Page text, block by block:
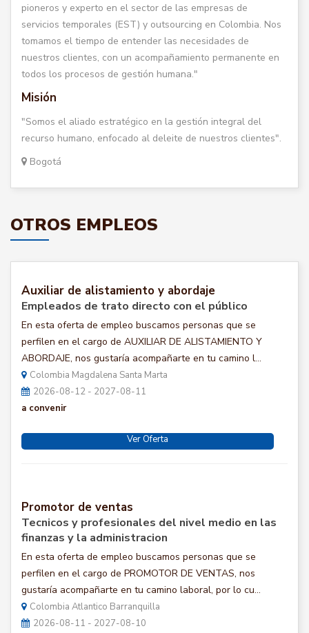
pioneros y experto en el sector de las empresas de
servicios temporales (EST) y outsourcing en Colombia. Nos
tomamos el tiempo de entender las necesidades de
nuestros clientes, con un acompañamiento permanente en
todos los procesos de gestión humana."
Misión
"Somos el aliado estratégico en la gestión integral del
recurso humano, enfocado al deleite de nuestros clientes".
Bogotá
OTROS EMPLEOS
Auxiliar de alistamiento y abordaje
Empleados de trato directo con el público
En esta oferta de empleo buscamos personas que se
perfilen en el cargo de AUXILIAR DE ALISTAMIENTO Y
ABORDAJE, nos gustaría acompañarte en tu camino l...
Colombia Magdalena Santa Marta
2026-08-12 - 2027-08-11
a convenir
Ver Oferta
Promotor de ventas
Tecnicos y profesionales del nivel medio en las
finanzas y la administracion
En esta oferta de empleo buscamos personas que se
perfilen en el cargo de PROMOTOR DE VENTAS, nos
gustaría acompañarte en tu camino laboral, por lo cu...
Colombia Atlantico Barranquilla
2026-08-11 - 2027-08-10